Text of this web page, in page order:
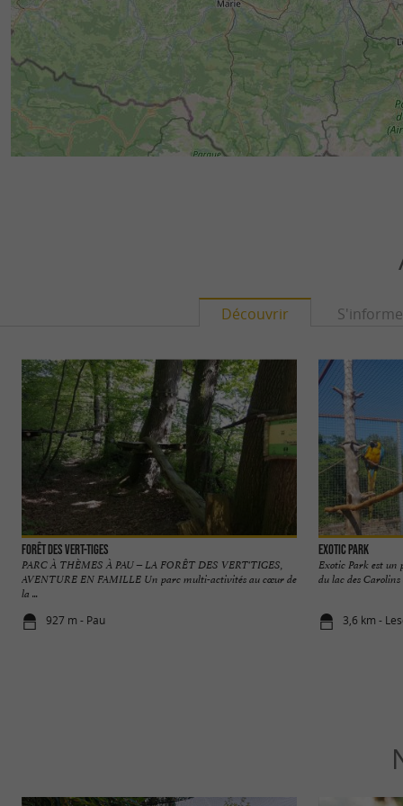
Découvrir
Forêt des Vert-Tiges
PARC À THÈMES À PAU – LA FORÊT DES VERT'TIGES,
AVENTURE EN FAMILLE Un parc multi-activités au cœur de
la ...
927 m - Pau
Exotic Park
Exotic Park est un
du lac des Carolins
3,6 km -